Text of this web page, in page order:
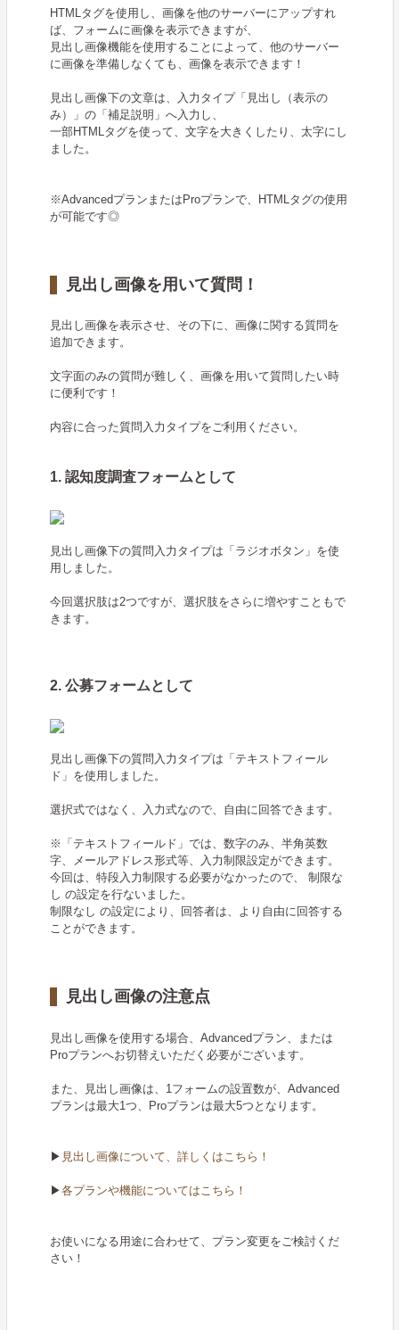
HTMLタグを使用し、画像を他のサーバーにアップすれ
ば、フォームに画像を表示できますが、
見出し画像機能を使用することによって、他のサーバー
に画像を準備しなくても、画像を表示できます！
見出し画像下の文章は、入力タイプ「見出し（表示の
み）」の「補足説明」へ入力し、
一部HTMLタグを使って、文字を大きくしたり、太字にし
ました。
※AdvancedプランまたはProプランで、HTMLタグの使用
が可能です◎
見出し画像を用いて質問！
見出し画像を表示させ、その下に、画像に関する質問を
追加できます。
文字面のみの質問が難しく、画像を用いて質問したい時
に便利です！
内容に合った質問入力タイプをご利用ください。
1. 認知度調査フォームとして
見出し画像下の質問入力タイプは「ラジオボタン」を使
用しました。
今回選択肢は2つですが、選択肢をさらに増やすこともで
きます。
2. 公募フォームとして
見出し画像下の質問入力タイプは「テキストフィール
ド」を使用しました。
選択式ではなく、入力式なので、自由に回答できます。
※「テキストフィールド」では、数字のみ、半角英数
字、メールアドレス形式等、入力制限設定ができます。
今回は、特段入力制限する必要がなかったので、 制限な
し の設定を行ないました。
制限なし の設定により、回答者は、より自由に回答する
ことができます。
見出し画像の注意点
見出し画像を使用する場合、Advancedプラン、または
Proプランへお切替えいただく必要がございます。
また、見出し画像は、1フォームの設置数が、Advanced
プランは最大1つ、Proプランは最大5つとなります。
▶ 見出し画像について、詳しくはこちら！
▶各プランや機能についてはこちら！
お使いになる用途に合わせて、プラン変更をご検討くだ
さい！